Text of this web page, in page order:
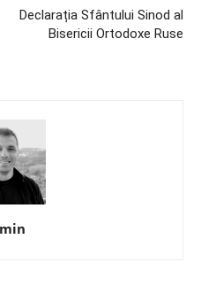
Declarația Sfântului Sinod al
Bisericii Ortodoxe Ruse